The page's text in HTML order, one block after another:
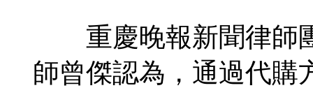
重慶晚報新聞律師
師曾傑認為，通過代購